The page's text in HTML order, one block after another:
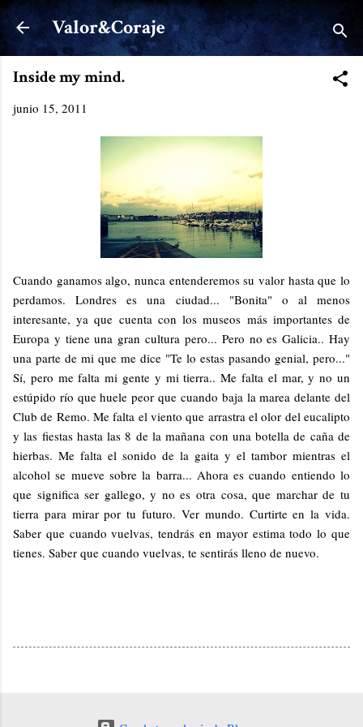
Ir al contenido principal
Valor&Coraje
Inside my mind.
junio 15, 2011
Cuando ganamos algo, nunca entenderemos su valor hasta que lo
perdamos. Londres es una ciudad... "Bonita" o al menos
interesante, ya que cuenta con los museos más importantes de
Europa y tiene una gran cultura pero... Pero no es Galicia.. Hay
una parte de mi que me dice "Te lo estas pasando genial, pero..."
Sí, pero me falta mi gente y mi tierra.. Me falta el mar, y no un
estúpido río que huele peor que cuando baja la marea delante del
Club de Remo. Me falta el viento que arrastra el olor del eucalipto
y las fiestas hasta las 8 de la mañana con una botella de caña de
hierbas. Me falta el sonido de la gaita y el tambor mientras el
alcohol se mueve sobre la barra... Ahora es cuando entiendo lo
que significa ser gallego, y no es otra cosa, que marchar de tu
tierra para mirar por tu futuro. Ver mundo. Curtirte en la vida.
Saber que cuando vuelvas, tendrás en mayor estima todo lo que
tienes. Saber que cuando vuelvas, te sentirás lleno de nuevo.